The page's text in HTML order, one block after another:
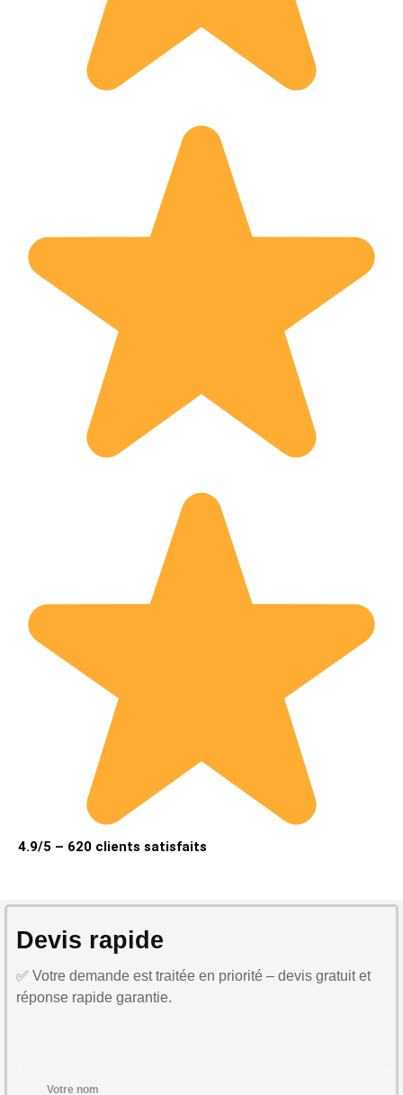
4.9/5 – 620 clients satisfaits
Devis rapide
✅ Votre demande est traitée en priorité – devis gratuit et
réponse rapide garantie.
Votre nom